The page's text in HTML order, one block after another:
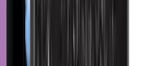
x 6 cm (hauteur) x 6 cm
avec les